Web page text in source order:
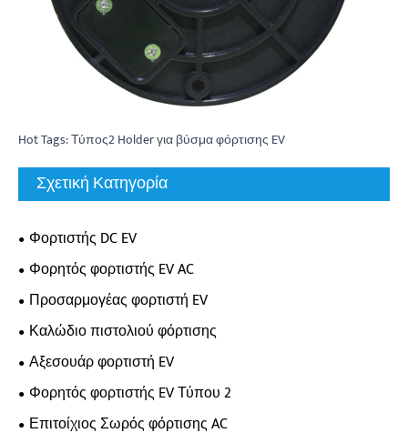
Hot Tags: Τύπος2 Holder για βύσμα φόρτισης EV
Σχετική Κατηγορία
Φορτιστής DC EV
Φορητός φορτιστής EV AC
Προσαρμογέας φορτιστή EV
Καλώδιο πιστολιού φόρτισης
Αξεσουάρ φορτιστή EV
Φορητός φορτιστής EV Τύπου 2
Επιτοίχιος Σωρός φόρτισης AC